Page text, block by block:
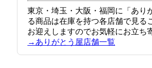
東京・埼玉・大阪・福岡に「あり
る商品は在庫を持つ各店舗で見る
お迎えしますのでお気軽にお立ち
→ありがとう屋店舗一覧